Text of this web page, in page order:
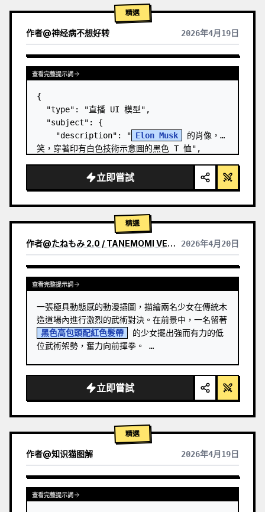
精選
作者@神经病不想好转 2026年4月19日
查看完整提示詞
{
  "type": "直播 UI 模型",
  "subject": {
    "description": "
Elon Musk
的肖像，微
笑，穿著印有白色技術示意圖的黑色 T 恤",
文字的螢幕，右側顯示紅色的 '{argument
name=\"r…
立即嘗試
精選
作者@たねもみ 2.0 / TANEMOMI VER2.0 2026年4月20日
查看完整提示詞
一張極具動態感的動漫插圖，描繪兩名少女在傳統木
黑色高包頭配紅色髮帶
的少女擺出強而有力的低
位武術架勢，奮力向前揮拳。 …
立即嘗試
精選
作者@知识猫图解 2026年4月19日
查看完整提示詞